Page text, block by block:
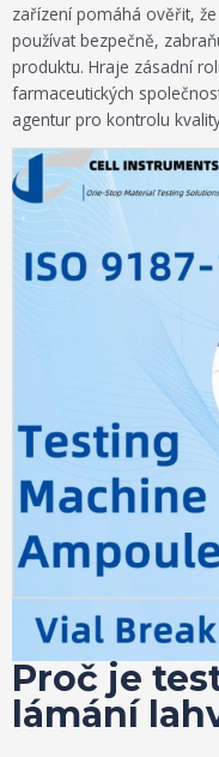
zařízení pomáhá ověřit,
používat bezpečně,
produktu. Hraje zásadní
farmaceutických
agentur pro kontrolu
Proč je
lámání